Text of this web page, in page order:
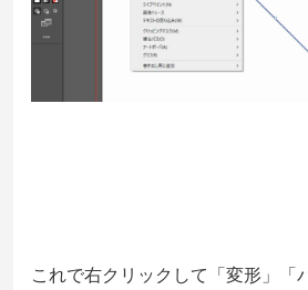
これで右クリックして「変形」「